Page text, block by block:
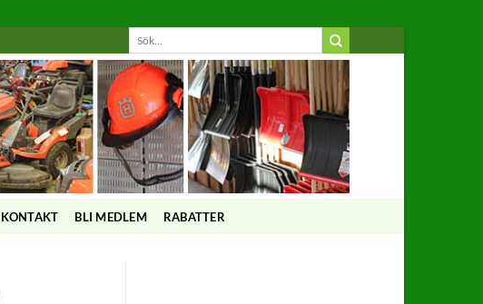
KONTAKT BLI MEDLEM RABATTER